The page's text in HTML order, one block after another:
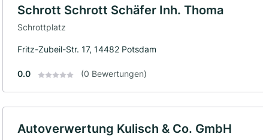
Schrott Schrott Schäfer Inh. Thoma
Schrottplatz
Fritz-Zubeil-Str. 17, 14482 Potsdam
0.0 (0 Bewertungen)
Autoverwertung Kulisch & Co. GmbH